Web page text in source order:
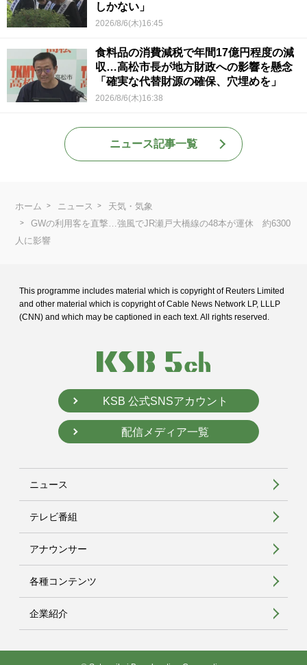
しかない」
2026/8/6(木)16:45
食料品の消費減税で年間17億円程度の減
収…高松市長が地方財政への影響を懸念
「確実な代替財源の確保、穴埋めを」
2026/8/6(木)16:38
ニュース記事一覧
ホーム ニュース
天気・気象
GWの利用客を直撃…強風でJR瀬戸大橋線の48本が運休 約6300
人に影響
This programme includes material which is copyright of Reuters Limited
and other material which is copyright of Cable News Network LP, LLLP
(CNN) and which may be captioned in each text. All rights reserved.
KSB 公式SNSアカウント
配信メディア一覧
ニュース
テレビ番組
アナウンサー
各種コンテンツ
企業紹介